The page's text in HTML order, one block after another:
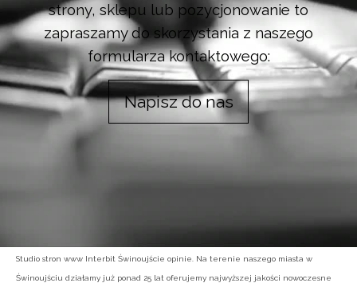
strony, sklepu lub pozycjonowanie to
zapraszamy do skorzystania z naszego
formularza kontaktowego:
Napisz do nas
Studio stron www Interbit Świnoujście opinie. Na terenie naszego miasta w
Świnoujściu działamy już ponad 25 lat oferujemy najwyższej jakości nowoczesne